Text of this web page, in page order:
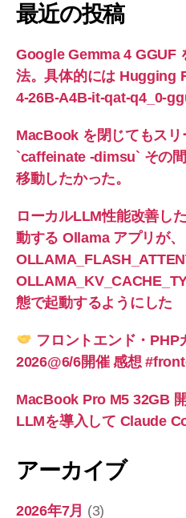
最近の投稿
Google Gemma 4 GGUF
法。具体的には Hugging
4-26B-A4B-it-qat-q4_0-
MacBook を閉じてもスリ
`caffeinate -dimsu` その
移動したかった。
ローカルLLM性能改善し
動する Ollama アプリが、
態で起動するようにした
フロントエンド・PHP
2026@6/6開催 感想
MacBook Pro M5 32GB
LLMを導入して Claude
アーカイブ
2026年7月 (3)